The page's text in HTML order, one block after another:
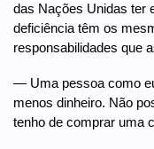
das Nações Unidas ter
deficiência têm os
responsabilidades que
— Uma pessoa como
menos dinheiro. Não
tenho de comprar uma